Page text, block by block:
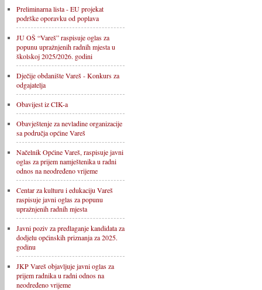
Preliminarna lista - EU projekat
podrške oporavku od poplava
JU OŠ “Vareš” raspisuje oglas za
popunu upražnjenih radnih mjesta u
školskoj 2025/2026. godini
Dječije obdanište Vareš - Konkurs za
odgajatelja
Obavijest iz CIK-a
Obavještenje za nevladine organizacije
sa područja općine Vareš
Načelnik Općine Vareš, raspisuje javni
oglas za prijem namještenika u radni
odnos na neodređeno vrijeme
Centar za kulturu i edukaciju Vareš
raspisuje javni oglas za popunu
upražnjenih radnih mjesta
Javni poziv za predlaganje kandidata za
dodjelu općinskih priznanja za 2025.
godinu
JKP Vareš objavljuje javni oglas za
prijem radnika u radni odnos na
neodređeno vrijeme